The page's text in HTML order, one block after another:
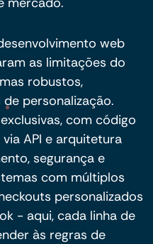
web
as limitações do
robustos,
personalização.
com código
API e arquitetura
segurança e
com múltiplos
personalizados
- aqui, cada linha de
às regras de